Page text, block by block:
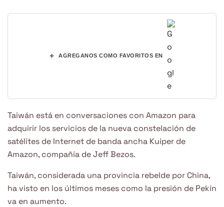
+ AGREGANOS COMO FAVORITOS EN
Taiwán está en conversaciones con Amazon para
adquirir los servicios de la nueva constelación de
satélites de Internet de banda ancha Kuiper de
Amazon, compañía de Jeff Bezos.
Taiwán, considerada una provincia rebelde por China,
ha visto en los últimos meses como la presión de Pekín
va en aumento.